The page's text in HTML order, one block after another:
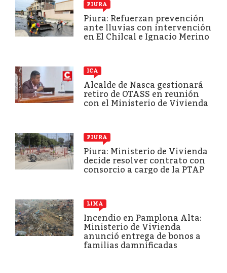
PIURA
Piura: Refuerzan prevención
ante lluvias con intervención
en El Chilcal e Ignacio Merino
ICA
Alcalde de Nasca gestionará
retiro de OTASS en reunión
con el Ministerio de Vivienda
PIURA
Piura: Ministerio de Vivienda
decide resolver contrato con
consorcio a cargo de la PTAP
LIMA
Incendio en Pamplona Alta:
Ministerio de Vivienda
anunció entrega de bonos a
familias damnificadas